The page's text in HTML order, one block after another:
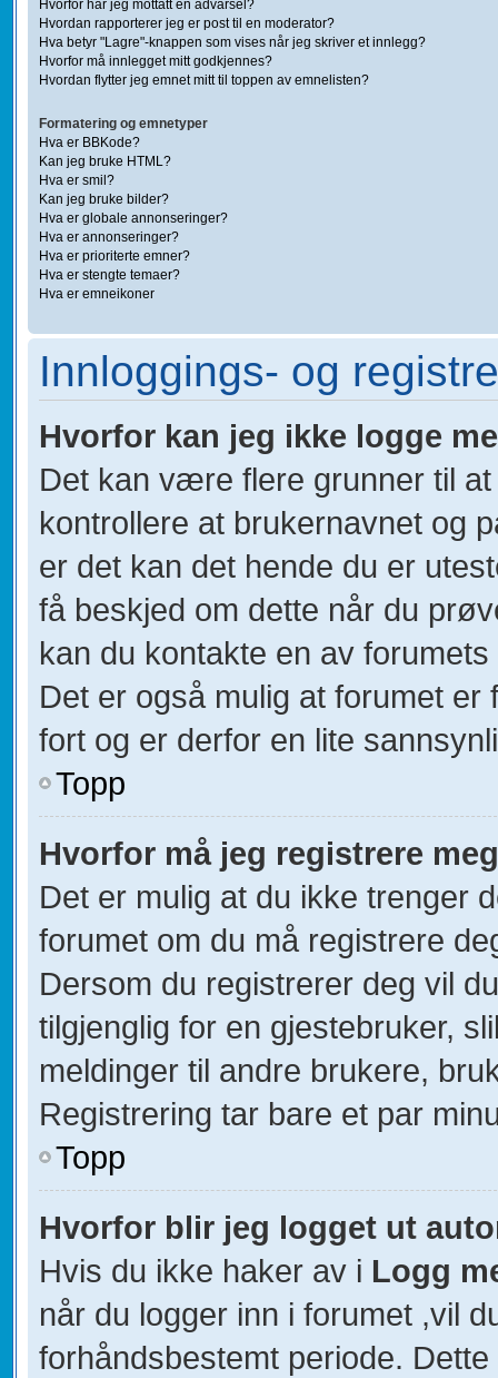
Hvorfor har jeg mottatt en advarsel?
Hvordan rapporterer jeg er post til en moderator?
Hva betyr "Lagre"-knappen som vises når jeg skriver et innlegg?
Hvorfor må innlegget mitt godkjennes?
Hvordan flytter jeg emnet mitt til toppen av emnelisten?
Formatering og emnetyper
Hva er BBKode?
Kan jeg bruke HTML?
Hva er smil?
Kan jeg bruke bilder?
Hva er globale annonseringer?
Hva er annonseringer?
Hva er prioriterte emner?
Hva er stengte temaer?
Hva er emneikoner
Innloggings- og
Hvorfor kan jeg ikke logge
Det kan være flere grunner til
kontrollere at brukernavnet og
er det kan det hende du er
få beskjed om dette når du
kan du kontakte en av
Det er også mulig at forumet
fort og er derfor en lite
Topp
Hvorfor må jeg registrere
Det er mulig at du ikke trenger
forumet om du må registrere
Dersom du registrerer deg vil
tilgjenglig for en gjestebruker,
meldinger til andre brukere,
Registrering tar bare et par
Topp
Hvorfor blir jeg logget ut
Hvis du ikke haker av i Logg
når du logger inn i forumet ,vil
forhåndsbestemt periode.